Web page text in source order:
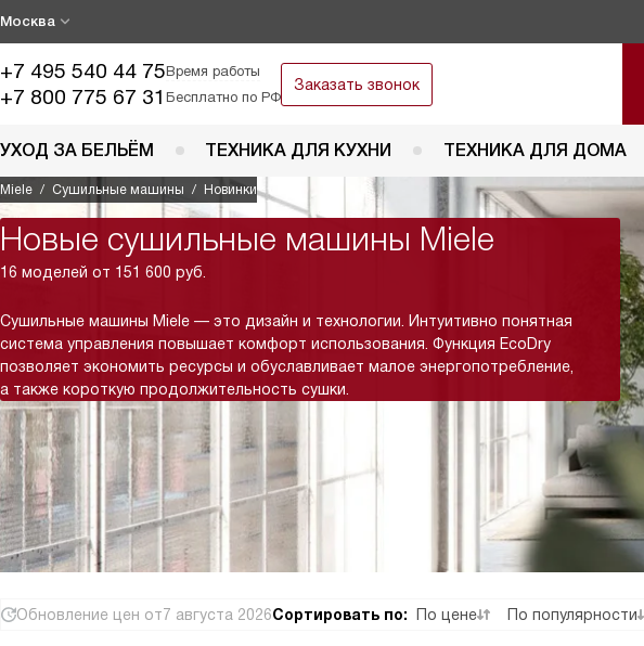
Москва
+7 495 540 44 75Время работы
+7 800 775 67 31 Бесплатно по РФ
Заказать звонок
УХОД ЗА БЕЛЬЁМ ТЕХНИКА ДЛЯ КУХНИ ТЕХНИКА ДЛЯ ДОМА
Miele Сушильные машины Новинки
Новые сушильные машины Miele
16 моделей от 151 600 руб.
Сушильные машины Miele — это дизайн и технологии. Интуитивно понятная
система управления повышает комфорт использования. Функция EcoDry
позволяет экономить ресурсы и обуславливает малое энергопотребление,
а также короткую продолжительность сушки.
Обновление цен от7 августа 2026Сортировать по: По цене По популярности